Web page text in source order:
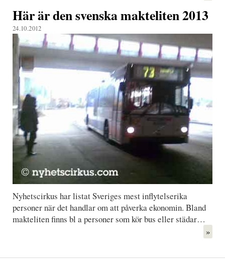
Här är den svenska makteliten 2013
24.10.2012
Nyhetscirkus har listat Sveriges mest inflytelserika
personer när det handlar om att påverka ekonomin. Bland
makteliten finns bl a personer som kör bus eller städar…
»